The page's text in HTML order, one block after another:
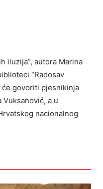
iluzija”, autora Marina
“Radosav
će govoriti pjesnikinja
a u
nacionalnog